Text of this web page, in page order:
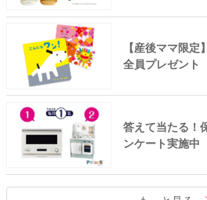
【産後ママ限定
全員プレゼント
答えて当たる！
ンケート実施中